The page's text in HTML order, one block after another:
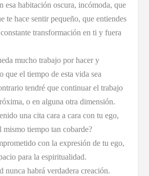
esa habitación oscura, incómoda, que
te hace sentir pequeño, que entiendes
transformación en ti y fuera
mucho trabajo por hacer y
que el tiempo de esta vida sea
tendré que continuar el trabajo
o en alguna otra dimensión.
una cita cara a cara con tu ego,
mismo tiempo tan cobarde?
con la expresión de tu ego,
para la espiritualidad.
nunca habrá verdadera creación.